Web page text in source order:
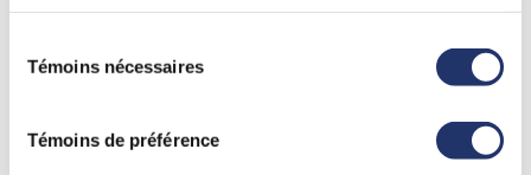
que vous leur avez fournis ou qu’ils ont collectés lors de
votre utilisation de leurs services. En continuant d’utiliser
notre site Web, vous consentez à l’utilisation de nos
référez à la section « Modalités de tous les sites Web
Témoins nécessaires
Témoins de préférence
FNB d’obligations
américaines
0,1128 $